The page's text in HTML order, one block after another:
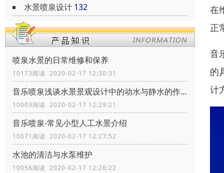
水景喷泉设计 132
喷泉水景的日常维修和保养
10173阅读 2020-02-17 12:30:31
音乐喷泉浅谈水景景观设计中的动水与静水的作用
10003阅读 2020-02-17 12:29:21
音乐喷泉-常见小型人工水景介绍
10071阅读 2020-02-17 12:27:52
水池的清洁与水泵维护
10056阅读 2020-02-17 12:26:22
在
正
音
的
计